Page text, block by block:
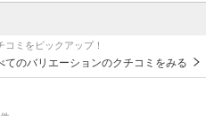
ミをピックアップ！
てのバリエーションのクチコミをみる